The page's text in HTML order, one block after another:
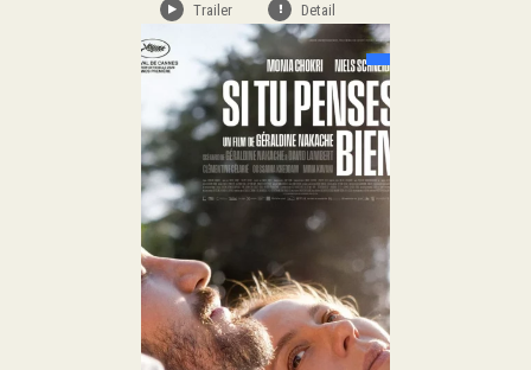
Trailer
Detail
Sortie:
Genre:
Drame
Duration:
Langue: